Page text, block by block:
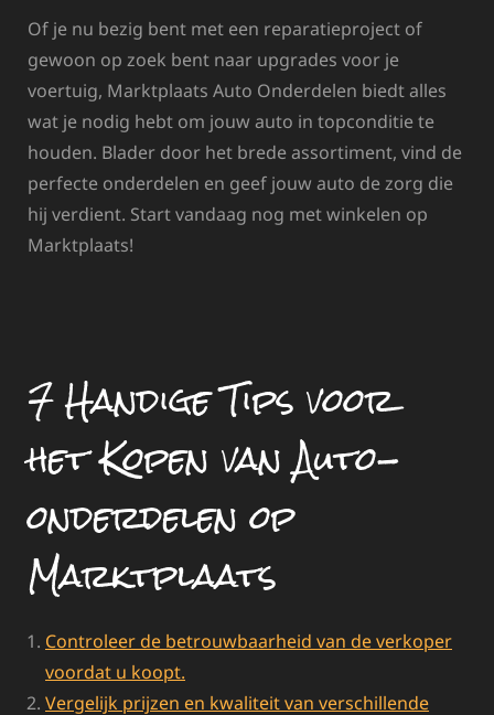
Of je nu bezig bent met een reparatieproject of
gewoon op zoek bent naar upgrades voor je
voertuig, Marktplaats Auto Onderdelen biedt alles
wat je nodig hebt om jouw auto in topconditie te
houden. Blader door het brede assortiment, vind de
perfecte onderdelen en geef jouw auto de zorg die
hij verdient. Start vandaag nog met winkelen op
Marktplaats!
7 Handige Tips voor
het Kopen van Auto-
onderdelen op
Marktplaats
Controleer de betrouwbaarheid van de verkoper
voordat u koopt.
Vergelijk prijzen en kwaliteit van verschillende